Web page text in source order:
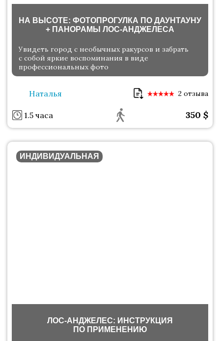
НА ВЫСОТЕ: ФОТОПРОГУЛКА ПО ДАУНТАУНУ
+ ПАНОРАМЫ ЛОС-АНДЖЕЛЕСА
Увидеть город с необычных ракурсов и забрать
с собой яркие воспоминания в виде
профессиональных фото
Наталья 2 отзыва
1.5 часа 350 $
ИНДИВИДУАЛЬНАЯ
ЛОС-АНДЖЕЛЕС: ИНСТРУКЦИЯ
ПО ПРИМЕНЕНИЮ